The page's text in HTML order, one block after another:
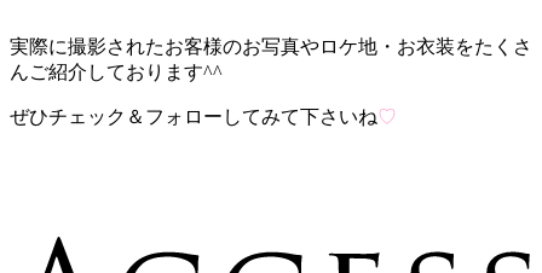
実際に撮影されたお客様のお写真やロケ地・お衣装をたくさ
んご紹介しております^^
ぜひチェック＆フォローしてみて下さいね♡